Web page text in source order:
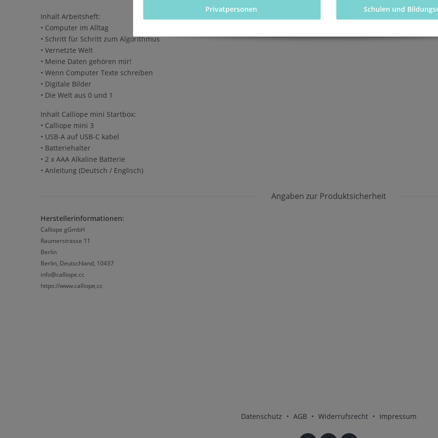
Inhalt Arbeitsheft:
• Computer im Alltag
• Schritt für Schritt zum Algorithmus
• Vernetzte Welt
• Meine Daten gehören mir!
• Wenn Computer Texte schreiben
• Digitale Bilder
• Die Welt aus 0 und 1
Inhalt Calliope mini Startbox:
• Calliope mini 3
• USB-A auf USB-C kabel
• Batteriehalter
• 2 x AAA Alkaline Batterie
• Anleitung (Deutsch / Englisch)
Angaben zur Produktsicherheit
Herstellerinformationen:
Calliope gGmbH
Raumerstrasse 11
Berlin
Berlin, Deutschland, 10437
info@calliope.cc
https://www.calliope,cc
Datenschutz • AGB • Widerrufsrecht • Impressum
Privatpersonen Schulen und